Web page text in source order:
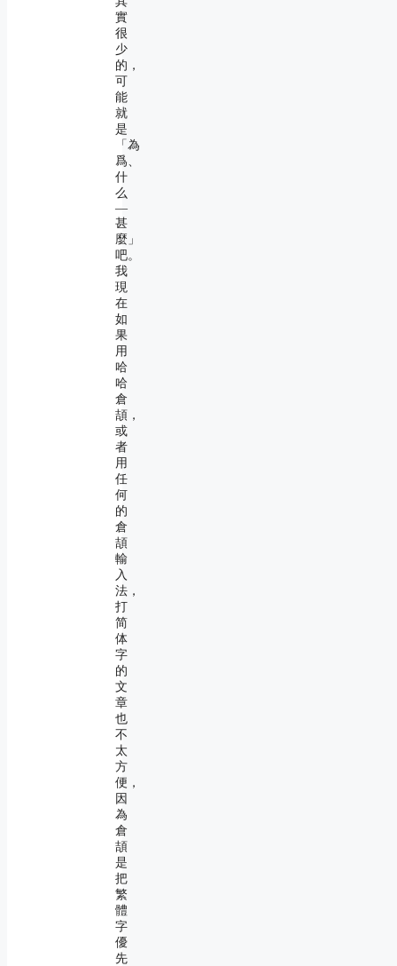
實
很
少
的，
可
能
就
是
「為
爲、
什
么
―
甚
麼」
吧。
我
現
在
如
果
用
哈
哈
倉
頡，
或
者
用
任
何
的
倉
頡
輸
入
法，
打
简
体
字
的
文
章
也
不
太
方
便，
因
為
倉
頡
是
把
繁
體
字
優
先